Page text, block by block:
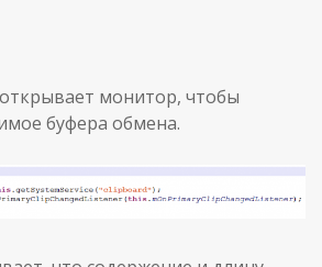
монитор, чтобы
буфера обмена.